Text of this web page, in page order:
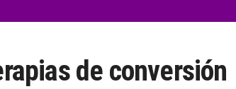
de conversión